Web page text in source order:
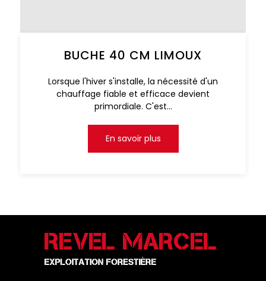
BUCHE 40 CM LIMOUX
Lorsque l'hiver s'installe, la nécessité d'un
chauffage fiable et efficace devient
primordiale. C'est...
En savoir plus